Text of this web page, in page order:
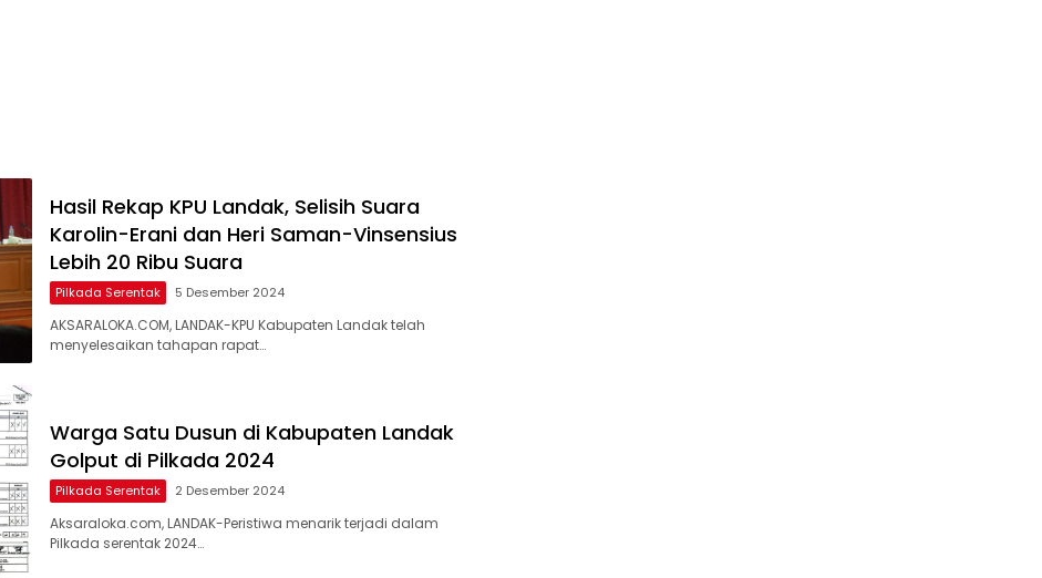
Hasil Rekap KPU Landak, Selisih Suara
Karolin-Erani dan Heri Saman-Vinsensius
Lebih 20 Ribu Suara
Pilkada Serentak 5 Desember 2024
AKSARALOKA.COM, LANDAK-KPU Kabupaten Landak telah
menyelesaikan tahapan rapat…
Warga Satu Dusun di Kabupaten Landak
Golput di Pilkada 2024
Pilkada Serentak 2 Desember 2024
Aksaraloka.com, LANDAK-Peristiwa menarik terjadi dalam
Pilkada serentak 2024…